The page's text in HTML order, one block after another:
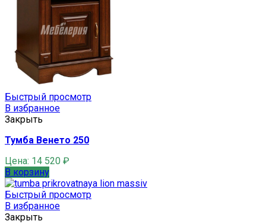
Быстрый просмотр
В избранное
Закрыть
Тумба Венето 250
Цена: 14 520 ₽
В корзину
Быстрый просмотр
В избранное
Закрыть